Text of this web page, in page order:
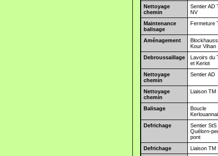
Nettoyage
chemin
Sentier AD
NV
Maintenance
balisage
Fermeture
Aménagement
Kour Vihan
Debroussaillage
Lavoirs du
et Keriot
Nettoyage
chemin
Sentier AD
Nettoyage
chemin
Liaison
Balisage
Boucle
Defrichage
Sentier StS
Quélorn-
pont
Defrichage
Liaison